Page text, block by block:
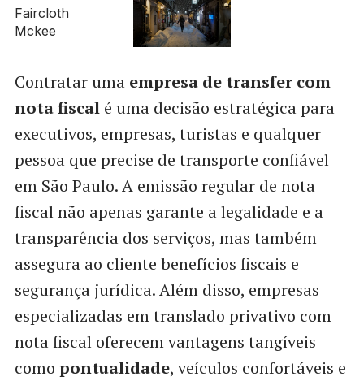
Contratar uma empresa de transfer com
nota fiscalé uma decisão estratégica para
executivos, empresas, turistas e qualquer
pessoa que precise de transporte confiável
em São Paulo. A emissão regular de nota
fiscal não apenas garante a legalidade e a
transparência dos serviços, mas também
assegura ao cliente benefícios fiscais e
segurança jurídica. Além disso, empresas
especializadas em translado privativo com
nota fiscal oferecem vantagens tangíveis
como pontualidade, veículos confortáveis e